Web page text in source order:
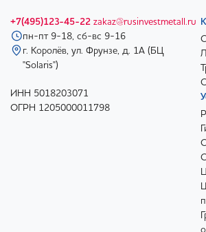
+7(495)123-45-22 zakaz@rusinvestmetall.ru
пн-пт 9-18, сб-вс 9-16
г. Королёв, ул. Фрунзе, д. 1А (БЦ
"Solaris")
ИНН 5018203071
ОГРН 1205000011798